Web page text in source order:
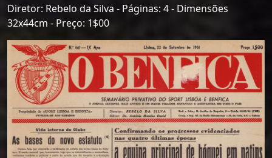
Diretor: Rebelo da Silva - Páginas: 4 - Dimensões
32x44cm - Preço: 1$00